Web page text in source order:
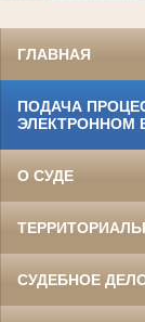
ГЛАВНАЯ
ПОДАЧА
ЭЛЕКТРОННОМ
О СУДЕ
СУДЕБНОЕ